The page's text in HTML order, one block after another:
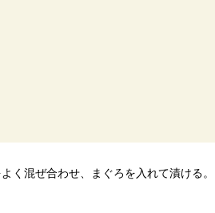
く混ぜ合わせ、まぐろを入れて漬ける。